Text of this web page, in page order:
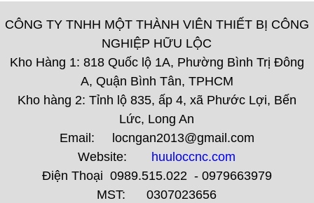
CÔNG TY TNHH MỘT THÀNH VIÊN THIẾT BỊ CÔNG
NGHIỆP HỮU LỘC
Kho Hàng 1: 818 Quốc lộ 1A, Phường Bình Trị Đông
A, Quận Bình Tân, TPHCM
Kho hàng 2: Tỉnh lộ 835, ấp 4, xã Phước Lợi, Bến
Lức, Long An
Email: locngan2013@gmail.com
Website: huuloccnc.com
Điện Thoại 0989.515.022 - 0979663979
MST: 0307023656